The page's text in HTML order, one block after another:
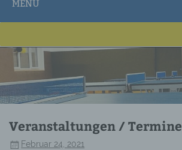
MENÜ
Veranstaltungen / Termine
Februar 24, 2021